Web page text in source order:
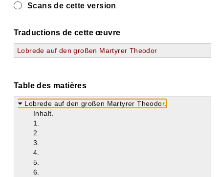
Scans de cette version
Traductions de cette œuvre
Lobrede auf den großen Martyrer Theodor
Table des matières
Lobrede auf den großen Martyrer Theodor.
Inhalt.
1.
2.
3.
4.
5.
6.